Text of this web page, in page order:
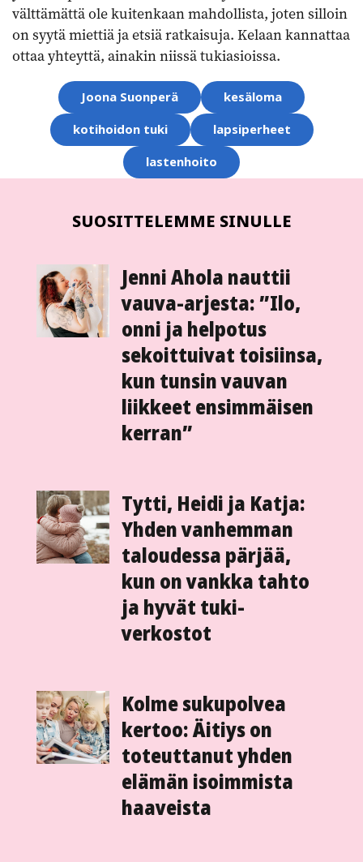
välttämättä ole kuitenkaan mahdollista, joten silloin
on syytä miettiä ja etsiä ratkaisuja. Kelaan kannattaa
ottaa yhteyttä, ainakin niissä tukiasioissa.
AihesanatJoona Suonperä
kesäloma
kotihoidon tuki
lapsiperheet
lastenhoito
SUOSITTELEMME SINULLE
Jenni Ahola nauttii
vauva-arjesta: ”Ilo,
onni ja helpotus
sekoittuivat toisiinsa,
kun tunsin vauvan
liikkeet ensimmäisen
kerran”
Tytti, Heidi ja Katja:
Yhden vanhemman
taloudessa pärjää,
kun on vankka tahto
ja hyvät tuki­
verkostot
Kolme sukupolvea
kertoo: Äitiys on
toteuttanut yhden
elämän isoimmista
haaveista